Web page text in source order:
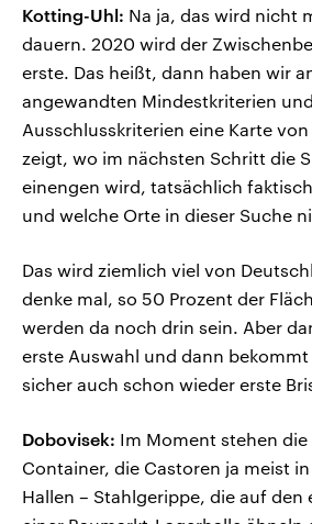
Kotting-Uhl: Na ja, das wird nicht
dauern. 2020 wird der
erste. Das heißt, dann haben wir
angewandten Mindestkriterien
Ausschlusskriterien eine Karte
zeigt, wo im nächsten Schritt die
einengen wird, tatsächlich
und welche Orte in dieser Suche
Das wird ziemlich viel von
denke mal, so 50 Prozent der
werden da noch drin sein. Aber
erste Auswahl und dann bekommt
sicher auch schon wieder erste
Dobovisek: Im Moment stehen
Container, die Castoren ja meist
Hallen – Stahlgerippe, die auf den